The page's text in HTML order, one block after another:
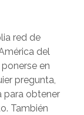
red de
del
en
pregunta,
para obtener
También